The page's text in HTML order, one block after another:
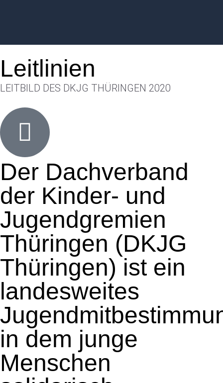
Leitlinien
LEITBILD DES DKJG THÜRINGEN 2020
Der Dachverband
der Kinder- und
Jugendgremien
Thüringen (DKJG
Thüringen) ist ein
landesweites
in dem junge
Menschen